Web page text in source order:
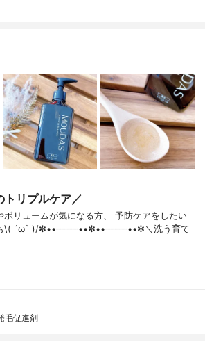
トリプルケア／
ボリュームが気になる方、 予防ケアをしたい
\( ´ω` )/✼••┈┈┈┈••✼••┈┈┈┈••✼＼洗う育て
毛促進剤